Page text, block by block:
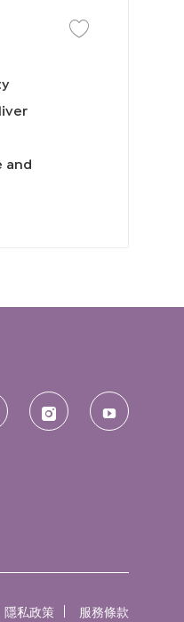
and
保存工作 Certified
隱私政策 服務條款